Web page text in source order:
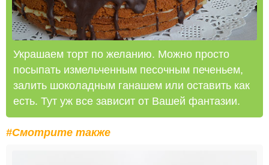
Украшаем торт по желанию. Можно просто
посыпать измельченным песочным печеньем,
залить шоколадным ганашем или оставить как
есть. Тут уж все зависит от Вашей фантазии.
#Смотрите также